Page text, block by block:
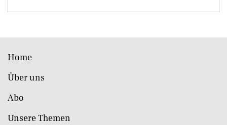
Home
Über uns
Abo
Unsere Themen